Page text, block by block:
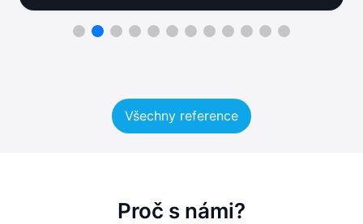
Všechny reference
Proč s námi?